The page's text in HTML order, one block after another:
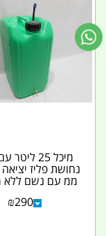
מיכל 25
ממ עם נשם ללא
₪290